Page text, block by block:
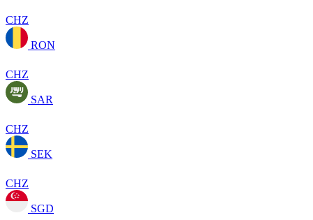
CHZ
RON
CHZ
SAR
CHZ
SEK
CHZ
SGD